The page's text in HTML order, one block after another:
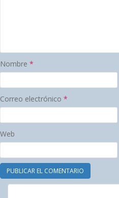
Nombre *
Correo electrónico *
Web